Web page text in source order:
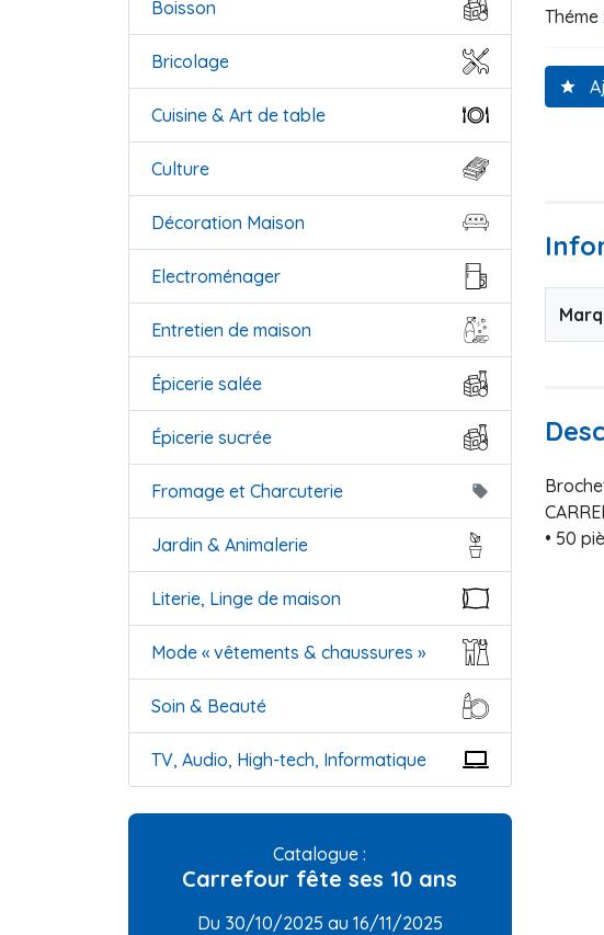
Boisson
Bricolage
Cuisine & Art de table
Culture
Décoration Maison
Electroménager
Entretien de maison
Épicerie salée
Épicerie sucrée
Fromage et Charcuterie local_offer
Jardin & Animalerie
Literie, Linge de maison
Mode « vêtements & chaussures »
Soin & Beauté
TV, Audio, High-tech, Informatique
Catalogue :
Carrefour fête ses 10 ans
Du 30/10/2025 au 16/11/2025
Théme :
star
• 50